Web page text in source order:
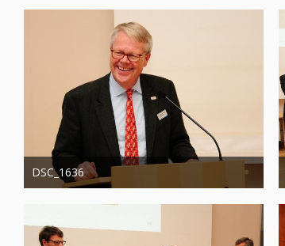
1.337
0 0
DSC_1636
Administrator
20. August 2019